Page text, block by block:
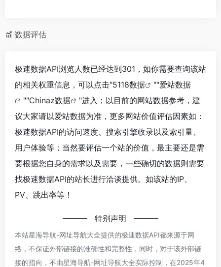
数据评估
极速数据API浏览人数已经达到301，如你需要查询该站
的相关权重信息，可以点击"5118数据 ""爱站数据
""Chinaz数据
"进入；以目前的网站数据参考，建
议大家请以爱站数据为准，更多网站价值评估因素如：
极速数据API的访问速度、搜索引擎收录以及索引量、
用户体验等；当然要评估一个站的价值，最主要还是需
要根据您自身的需求以及需要，一些确切的数据则需要
找极速数据API的站长进行洽谈提供。如该站的IP、
PV、跳出率等！
特别声明
本站星海导航-网址导航大全提供的极速数据API都来源于网
络，不保证外部链接的准确性和完整性，同时，对于该外部链
接的指向，不由星海导航-网址导航大全实际控制，在2025年4